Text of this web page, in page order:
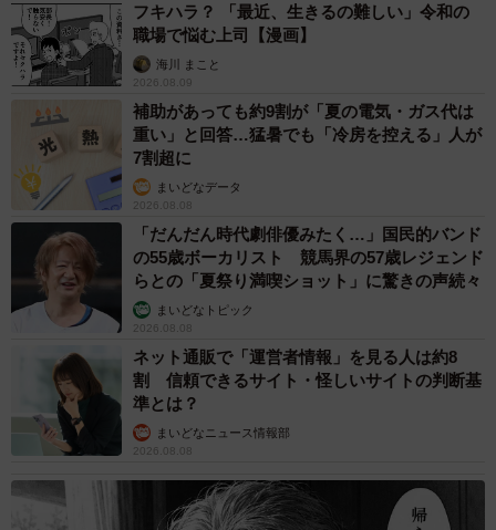
フキハラ？ 「最近、生きるの難しい」令和の
職場で悩む上司【漫画】
海川 まこと
2026.08.09
補助があっても約9割が「夏の電気・ガス代は
重い」と回答…猛暑でも「冷房を控える」人が
7割超に
まいどなデータ
2026.08.08
「だんだん時代劇俳優みたく…」国民的バンド
の55歳ボーカリスト 競馬界の57歳レジェンド
らとの「夏祭り満喫ショット」に驚きの声続々
まいどなトピック
2026.08.08
ネット通販で「運営者情報」を見る人は約8
割 信頼できるサイト・怪しいサイトの判断基
準とは？
まいどなニュース情報部
2026.08.08